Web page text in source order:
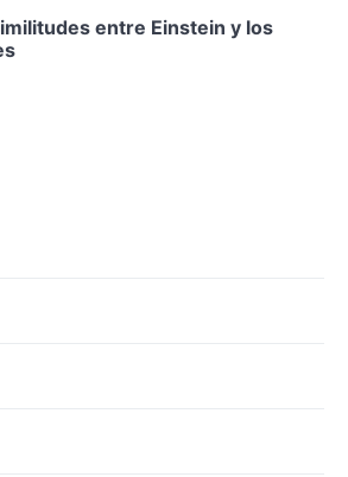
entre Einstein y los